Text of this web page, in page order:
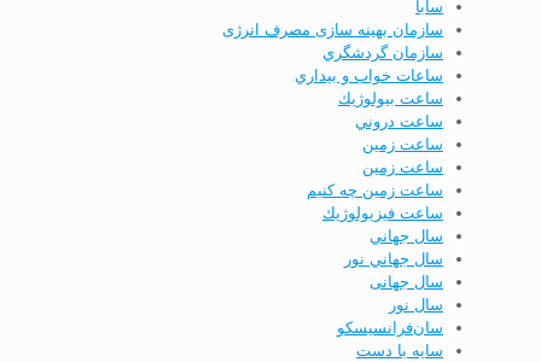
سابا
سازمان بهینه­ سازی مصرف انرژی
سازمان گردشگري
ساعات خواب و بيداري
ساعت بيولوژيك
ساعت دروني
ساعت زمين
ساعت زمین
ساعت زمین چه کنیم
ساعت فيزيولوژيك
سال جهاني
سال جهاني نور
سال جهانی
سال نور
سان‌فرانسیسکو
سایه با دست